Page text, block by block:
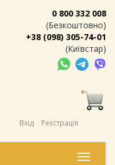
0 800 332 008
(Безкоштовно)
+38 (098) 305-74-01
(Київстар)
Вхід Реєстрація
Меню